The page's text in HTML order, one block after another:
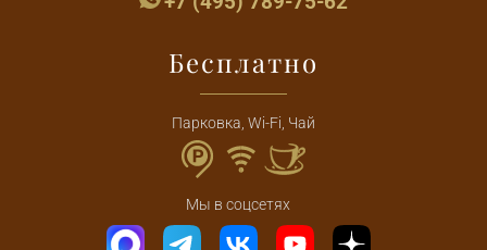
Бесплатно
Парковка, Wi-Fi, Чай
Мы в соцсетях